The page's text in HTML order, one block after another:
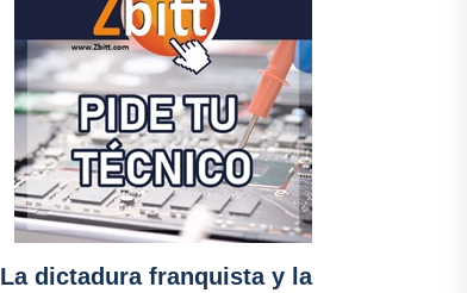
La dictadura franquista y la